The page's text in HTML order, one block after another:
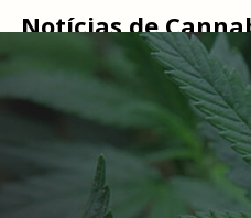
Notícias de